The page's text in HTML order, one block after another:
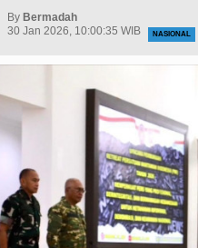
By Bermadah
30 Jan 2026, 10:00:35 WIB
NASIONAL